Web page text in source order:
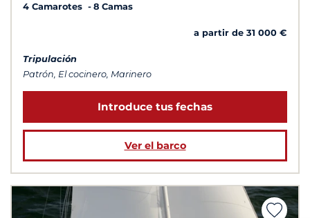
4 Camarotes
8 Camas
a partir de 31 000 €
Tripulación
Patrón, El cocinero, Marinero
Introduce tus fechas
Ver el barco